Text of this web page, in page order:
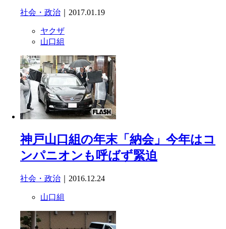
社会・政治 ｜2017.01.19
ヤクザ
山口組
神戸山口組の年末「納会」今年はコ
ンパニオンも呼ばず緊迫
社会・政治 ｜2016.12.24
山口組